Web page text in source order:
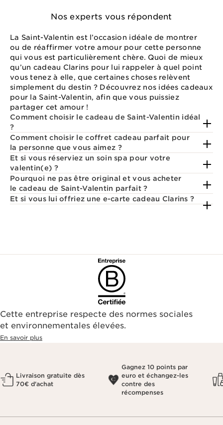
Nos experts vous répondent
La Saint-Valentin est l’occasion idéale de montrer
ou de réaffirmer votre amour pour cette personne
qui vous est particulièrement chère. Quoi de mieux
qu’un cadeau Clarins pour lui rappeler à quel point
vous tenez à elle, que certaines choses relèvent
simplement du destin ? Découvrez nos idées cadeaux
pour la Saint-Valentin, afin que vous puissiez
partager cet amour !
Comment choisir le cadeau de Saint-Valentin idéal
?
Comment choisir le coffret cadeau parfait pour
la personne que vous aimez ?
Et si vous réserviez un soin spa pour votre
valentin(e) ?
Pourquoi ne pas être original et vous acheter
le cadeau de Saint-Valentin parfait ?
Et si vous lui offriez une e-carte cadeau Clarins ?
Cette entreprise respecte des normes sociales
et environnementales élevées.
En savoir plus
Livraison gratuite dès
70€ d'achat
Gagnez 10 points par
euro et échangez-les
contre des
récompenses